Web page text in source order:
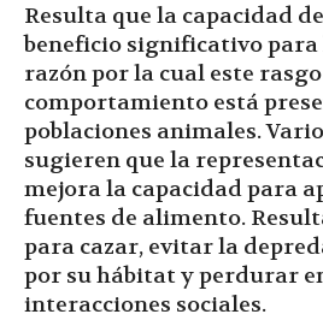
Resulta que la capacidad
beneficio significativo para
razón por la cual este
comportamiento está
poblaciones animales.
sugieren que la
mejora la capacidad para
fuentes de alimento.
para cazar, evitar la
por su hábitat y perdurar
interacciones sociales.